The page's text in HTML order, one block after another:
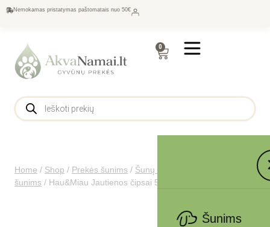
Nemokamas pristatymas paštomatais nuo 50€
0
Šunims
Home / Shop / Prekės šunims / Šunų maistas
šunims / Hau&Miau Jautienos čipsai 500g